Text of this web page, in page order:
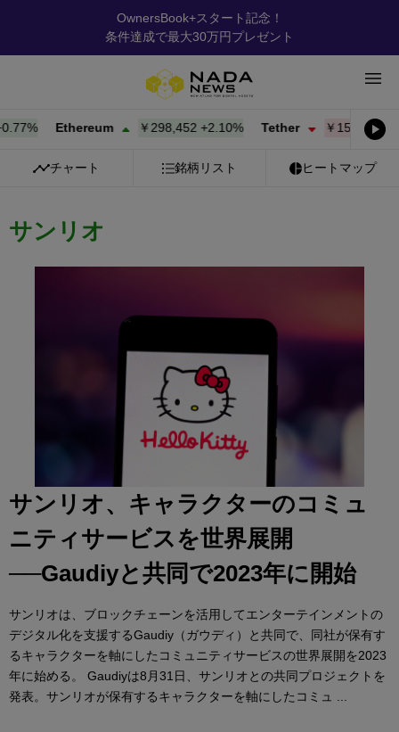
OwnersBook+スタート記念！
条件達成で最大30万円プレゼント
Ethereum ￥298,452+2.10% Tether ￥156.30 -
チャート 銘柄リスト ヒートマップ
サンリオ
サンリオ、キャラクターのコミュ
ニティサービスを世界展開
──Gaudiyと共同で2023年に開始
サンリオは、ブロックチェーンを活用してエンターテインメントの
デジタル化を支援するGaudiy（ガウディ）と共同で、同社が保有す
るキャラクターを軸にしたコミュニティサービスの世界展開を2023
年に始める。 Gaudiyは8月31日、サンリオとの共同プロジェクトを
発表。サンリオが保有するキャラクターを軸にしたコミュ ...